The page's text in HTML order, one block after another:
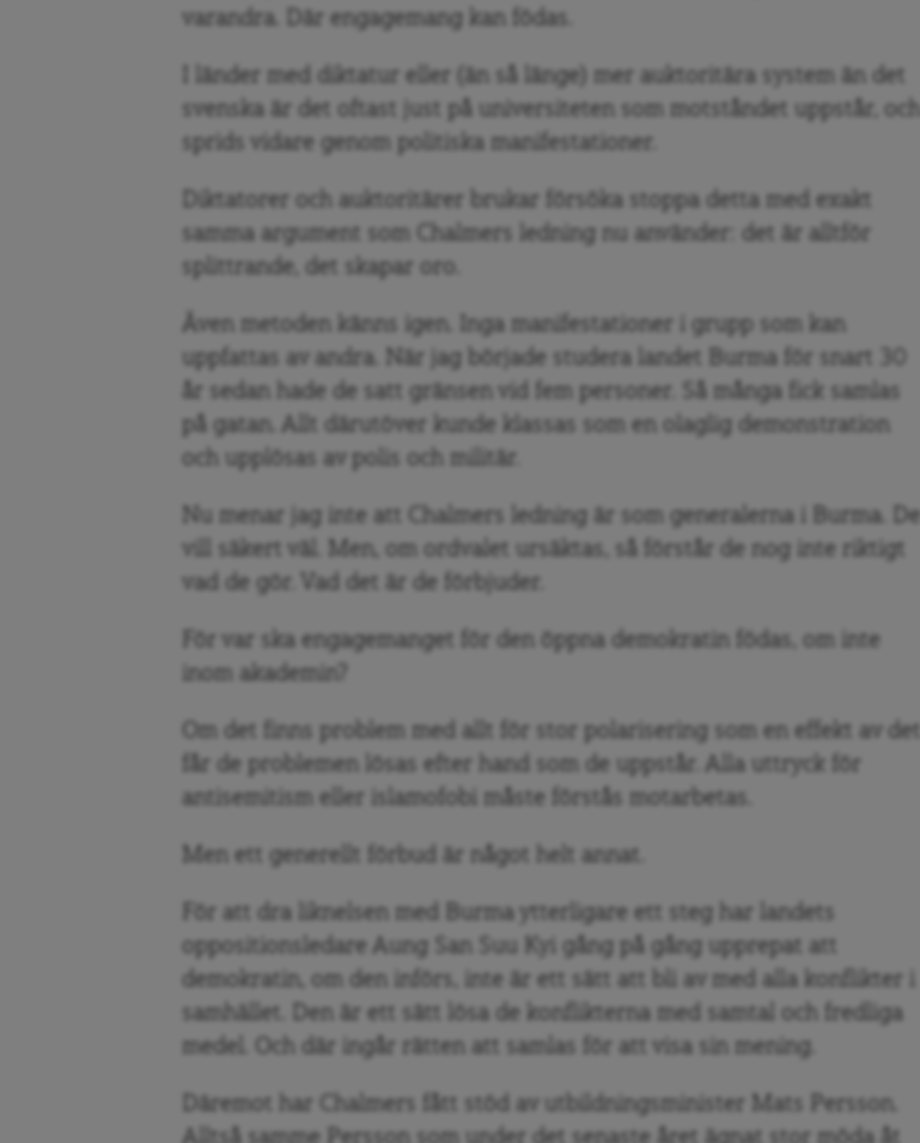
varandra. Där engagemang kan födas.
I länder med diktatur eller (än så länge) mer auktoritära system än det
svenska är det oftast just på universiteten som motståndet uppstår, och
sprids vidare genom politiska manifestationer.
Diktatorer och auktoritärer brukar försöka stoppa detta med exakt
samma argument som Chalmers ledning nu använder: det är alltför
splittrande, det skapar oro.
Även metoden känns igen. Inga manifestationer i grupp som kan
uppfattas av andra. När jag började studera landet Burma för snart 30
år sedan hade de satt gränsen vid fem personer. Så många fick samlas
på gatan. Allt därutöver kunde klassas som en olaglig demonstration
och upplösas av polis och militär.
Nu menar jag inte att Chalmers ledning är som generalerna i Burma. De
vill säkert väl. Men, om ordvalet ursäktas, så förstår de nog inte riktigt
vad de gör. Vad det är de förbjuder.
För var ska engagemanget för den öppna demokratin födas, om inte
inom akademin?
Om det finns problem med allt för stor polarisering som en effekt av det
får de problemen lösas efter hand som de uppstår. Alla uttryck för
antisemitism eller islamofobi måste förstås motarbetas.
Men ett generellt förbud är något helt annat.
För att dra liknelsen med Burma ytterligare ett steg har landets
oppositionsledare Aung San Suu Kyi gång på gång upprepat att
demokratin, om den införs, inte är ett sätt att bli av med alla konflikter i
samhället. Den är ett sätt lösa de konflikterna med samtal och fredliga
medel. Och där ingår rätten att samlas för att visa sin mening.
Däremot har Chalmers fått stöd av utbildningsminister Mats Persson.
Alltså samme Persson som under det senaste året ägnat stor möda åt